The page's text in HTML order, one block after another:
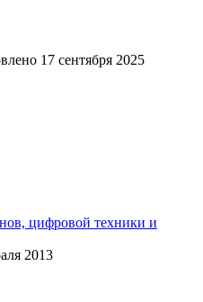
17 сентября 2025
цифровой техники и
2013